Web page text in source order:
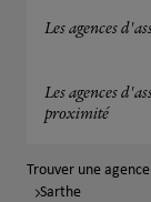
Les agences
Les agences
proximité
Trouver une agence
Sarthe